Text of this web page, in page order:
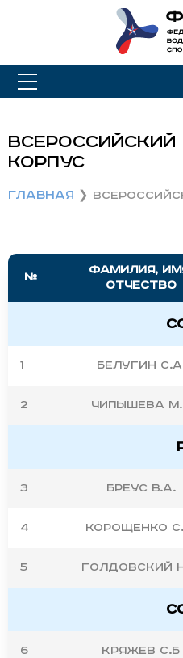
Всероссийский
корпус
Главная
№
Фамилия,
отчество
1 Белугин
2 Чипышева
3 Бреус В.А.
4 Корощенко
5 Голдовский
6 Кряжев С.Б